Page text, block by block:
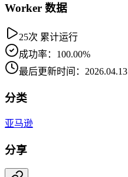
Worker 数据
25次 累计运行
成功率：100.00%
最后更新时间：2026.04.13
分类
亚马逊
分享